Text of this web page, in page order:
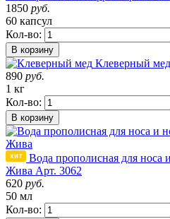
1850 руб.
60 капсул
Кол-во:
В корзину
Клеверный мед
890 руб.
1 кг
Кол-во:
В корзину
Вода прополисная для носа
Жива Арт. 3062
620 руб.
50 мл
Кол-во: